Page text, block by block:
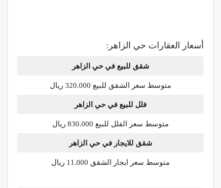
أسعار العقارات حي الزاهر:
شقق للبيع في حي الزاهر
متوسط سعر الشقق للبيع 320.000 ريال
فلل للبيع في حي الزاهر
متوسط سعر الفلل للبيع 830.000 ريال
شقق للايجار في حي الزاهر
متوسط سعر ايجار الشقق 11.000 ريال